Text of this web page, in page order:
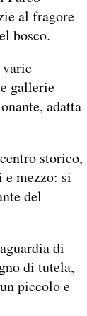
al fragore
bosco.
varie
gallerie
adatta
storico,
e mezzo: si
del
di
di tutela,
piccolo e